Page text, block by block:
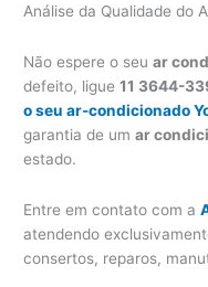
Análise da Qualidade do
Não espere o seuar
defeito, ligue11 3644-
o seu ar-condicionado
garantia de umar
estado.
Entre em contato com a
atendendo
consertos, reparos,